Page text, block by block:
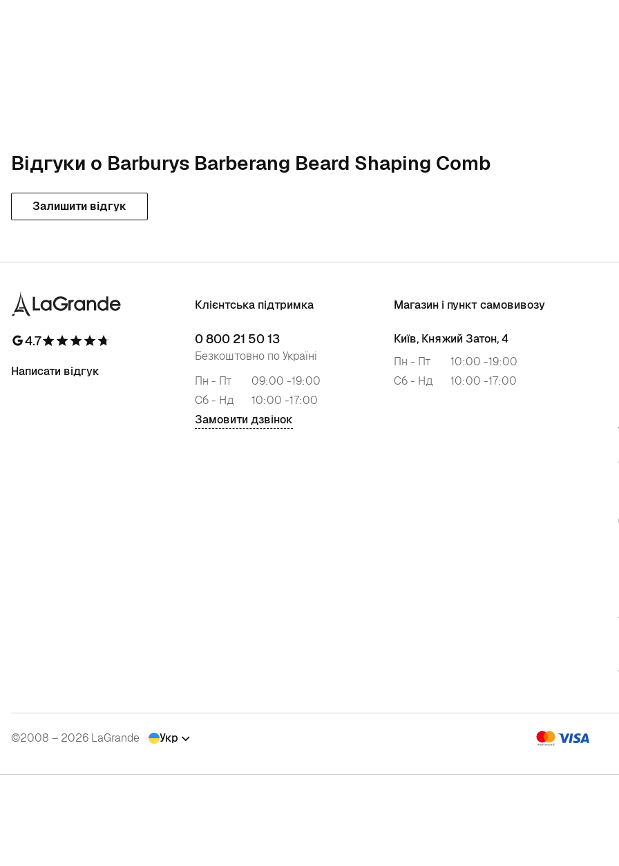
Відгуки о Barburys Barberang Beard Shaping Comb
Залишити відгук
4.7
Написати відгук
Клієнтська підтримка
0 800 21 50 13
Безкоштовно по Україні
Пн - Пт
09:00 -19:00
Сб - Нд
10:00 -17:00
Замовити дзвінок
Магазин і пункт самовивозу
Київ, Княжий Затон, 4
Пн - Пт
10:00 -19:00
Сб - Нд
10:00 -17:00
©2008 – 2026 LaGrande Укр